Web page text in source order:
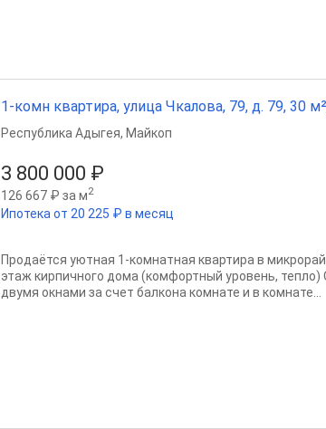
1-комн квартира, улица Чкалова, 79, д. 79, 30
3 800 000 ₽
126 667 ₽ за м2
Ипотека от 20 225 ₽ в месяц
Республика Адыгея, Майкоп
Продаётся уютная 1-комнатная квартира в
этаж кирпичного дома (комфортный уровень,
двумя окнами за счет балкона комнате и в комнате...